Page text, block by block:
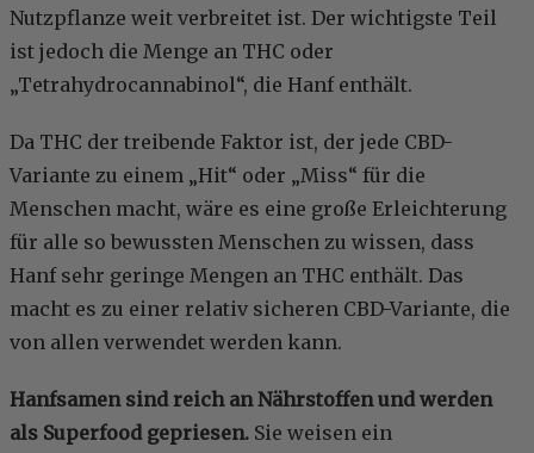
Nutzpflanze weit verbreitet ist. Der wichtigste Teil
ist jedoch die Menge an THC oder
„Tetrahydrocannabinol“, die Hanf enthält.
Da THC der treibende Faktor ist, der jede CBD-
Variante zu einem „Hit“ oder „Miss“ für die
Menschen macht, wäre es eine große Erleichterung
für alle so bewussten Menschen zu wissen, dass
Hanf sehr geringe Mengen an THC enthält. Das
macht es zu einer relativ sicheren CBD-Variante, die
von allen verwendet werden kann.
Hanfsamen sind reich an Nährstoffen und werden
als Superfood gepriesen. Sie weisen ein